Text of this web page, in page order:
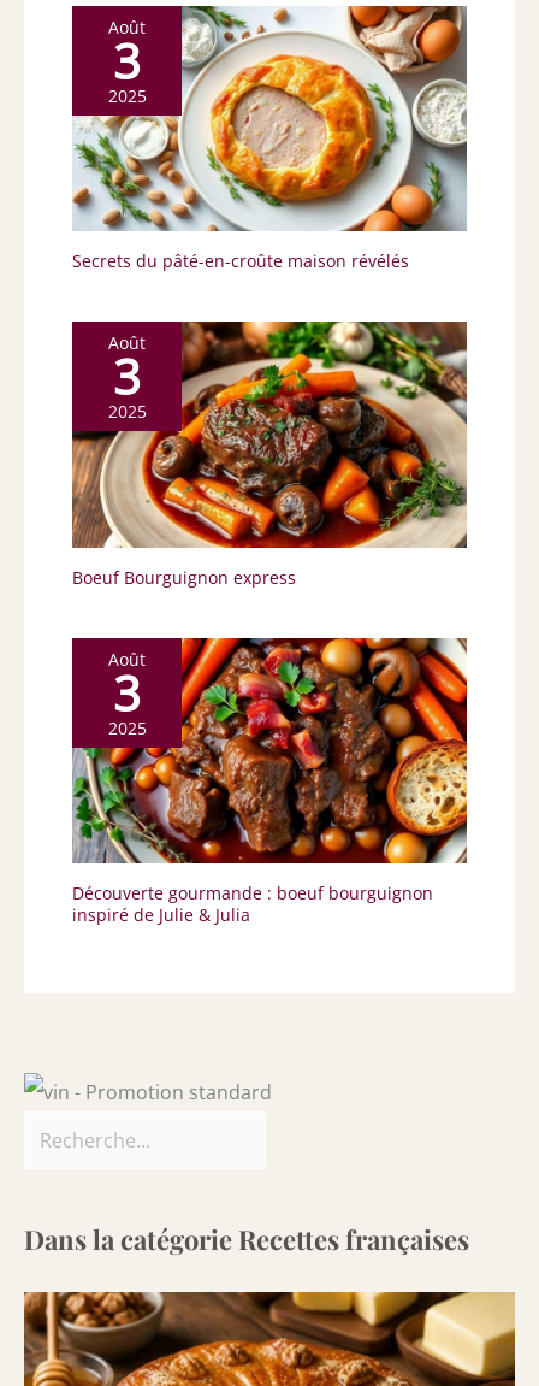
Août
3
2025
Secrets du pâté-en-croûte maison révélés
Août
3
2025
Boeuf Bourguignon express
Août
3
2025
Découverte gourmande : boeuf bourguignon
inspiré de Julie & Julia
Dans la catégorie Recettes françaises